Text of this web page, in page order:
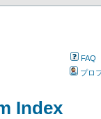
FAQ
プロ
Index